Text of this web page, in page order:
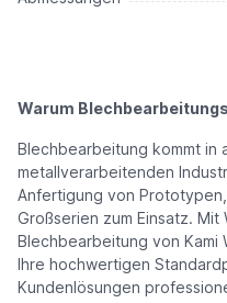
Warum
Blechbearbeitung kommt in
metallverarbeitenden
Anfertigung von
Großserien zum Einsatz.
Blechbearbeitung von Kami
Ihre hochwertigen
Kundenlösungen